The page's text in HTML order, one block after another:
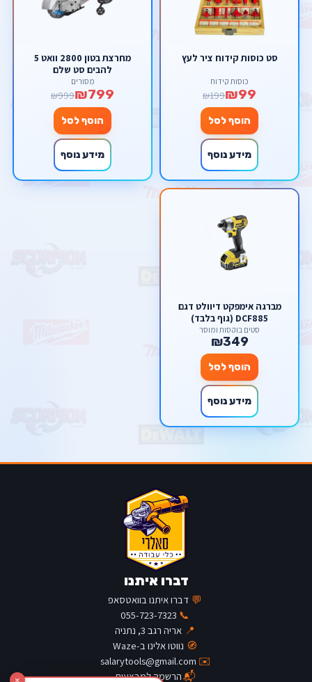
סט כוסות קידוח ציר לעץ
כוסות קידוח
₪99
₪199
הוסף לסל
מידע נוסף
מחרצת בטון 2800 וואט 5
להבים סט שלם
מסורים
₪799
₪999
הוסף לסל
מידע נוסף
מברגה אימפקט דיוולט דגם
DCF885 (גוף בלבד)
סטים בוקסות ומוסך
₪349
הוסף לסל
מידע נוסף
דברו איתנו
💬 דברו איתנו בוואטסאפ
📞
055-723-7323
📍 אריה רגב 3, נתניה
🧭 נווטו אלינו ב-Waze
✉️
salarytools@gmail.com
📬הרשמה למבצעים ×